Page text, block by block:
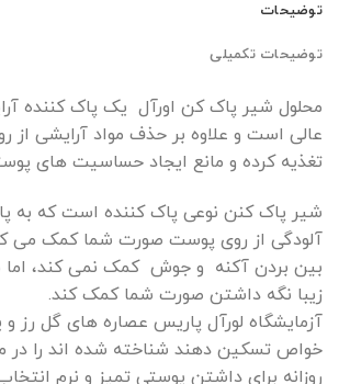
توضیحات
توضیحات تکمیلی
محلول شیر پاک کن اورآل یک پاک کننده
عالی است و علاوه بر حذف مواد آرایشی از
تغذیه کرده و مانع ایجاد حساسیت های
شیر پاک کنن نوعی پاک کننده است که به
آلودگی از روی پوست صورت شما کمک می
بین بردن آکنه و جوش کمک نمی کند، اما
زیبا نگه داشتن صورت شما کمک کند.
آزمایشگاه لورآل پاریس عصاره های گل رز
خواص تسکین دهند شناخته شده اند را در
روزانه برای داشتن پوستی تمیز و نرم